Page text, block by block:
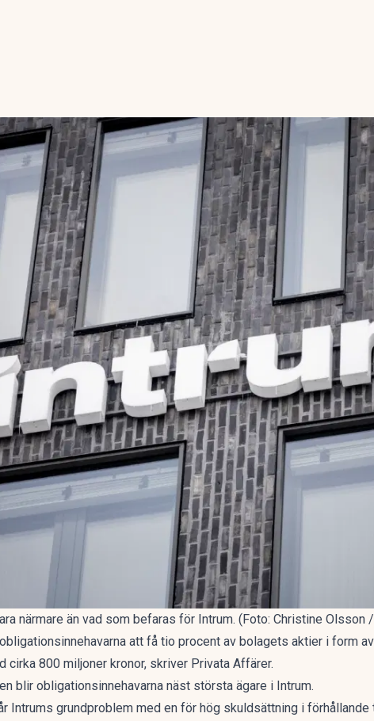
närmare än vad som befaras för Intrum. (Foto: Christine Olsson
att få tio procent av bolagets aktier i form
cirka 800 miljoner kronor, skriver Privata Affärer.
blir obligationsinnehavarna näst största ägare i Intrum.
Intrums grundproblem med en för hög skuldsättning i